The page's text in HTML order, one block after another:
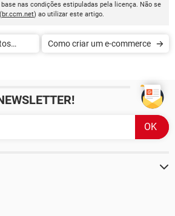
nas condições estipuladas pela licença. Não se
(br.ccm.net) ao utilizar este artigo.
Como criar um e-commerce